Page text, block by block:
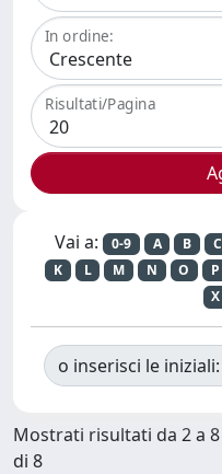
In ordine:
Risultati/Pagina
Vai a: 0-9 A B C
K
L M N O P
X
o inserisci le iniziali:
Mostrati risultati da 2 a 8
di 8